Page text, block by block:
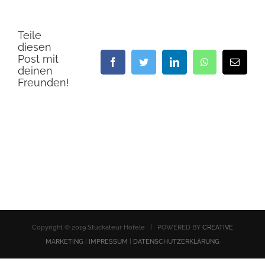
Teile
diesen
Post mit
deinen
Freunden!
FacebookTwitter LinkedIn WhatsApp
E-
Mail
Copyright © 2019 Stuckateur Hofele | POWERED BY CREATIVE
MARKETING| IMPRESSUM DATENSCHUTZERKLÄRUNG